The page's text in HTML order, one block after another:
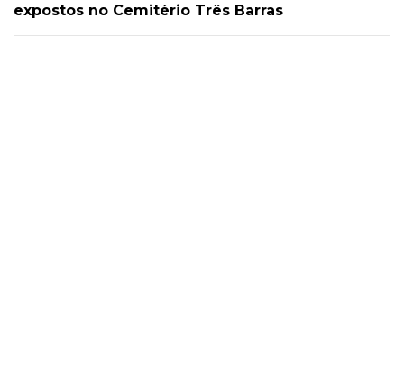
expostos no Cemitério Três Barras